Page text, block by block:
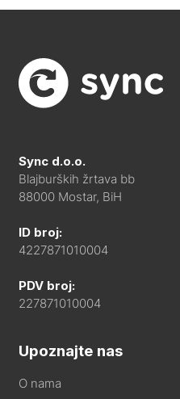
Sync d.o.o.
Blajburških žrtava bb
88000 Mostar, BiH
ID broj:
4227871010004
PDV broj:
227871010004
Upoznajte nas
O nama